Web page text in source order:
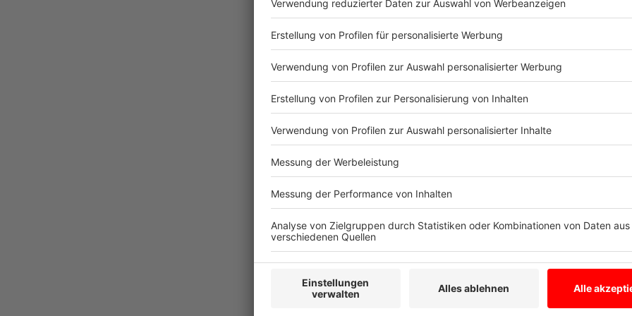
es, einer der Songs würde Gewalt verherrlichen und
hob ein Gericht die Entscheidung wieder auf.
Doch es muss nicht immer um Brutalität oder
einfach Pech. Definitiv nichts zuschulden kommen
Radiosender in ganz Deutschland und Österreich
Programm nahmen. Hintergrund war eine
Opfern in Asien. Die Senderverantwortlichen
Entscheidung.
Anzeige
Auch in der Gegenwart ist Sarah Connors
Rundfunksender sich schwer tun. Mit seinen teils
Drogen provoziert etwa der Berliner Rapper Capital